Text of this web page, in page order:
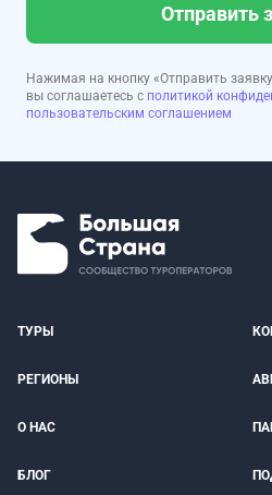
Отправить
Нажимая на кнопку «Отправить
вы соглашаетесь с политикой
пользовательским соглашением
ТУРЫ
РЕГИОНЫ
О НАС
БЛОГ